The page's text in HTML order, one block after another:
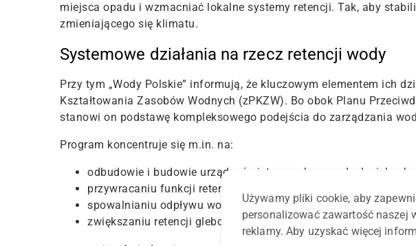
miejsca opadu i wzmacniać lokalne systemy retencji. Tak, aby
zmieniającego się klimatu.
Systemowe działania na rzecz retencji wody
Przy tym „Wody Polskie” informują, że kluczowym elementem ich
Kształtowania Zasobów Wodnych (zPKZW). Bo obok Planu
stanowi on podstawę kompleksowego podejścia do zarządzania
Program koncentruje się m.in. na:
odbudowie i budowie urządzeń piętrzących na małych ciekach;
przywracaniu funkcji retencyjnych systemów melioracyjnych;
spowalnianiu odpływu wody z terenów rolniczych;
zwiększaniu retencji glebowej i korytowej.
Używamy pliki cookie, aby
personalizować zawartość naszej
reklamy. Aby uzyskać więcej